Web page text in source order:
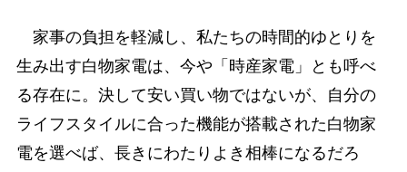
家事の負担を軽減し、私たちの時間的ゆとりを
生み出す白物家電は、今や「時産家電」とも呼べ
る存在に。決して安い買い物ではないが、自分の
ライフスタイルに合った機能が搭載された白物家
電を選べば、長きにわたりよき相棒になるだろ